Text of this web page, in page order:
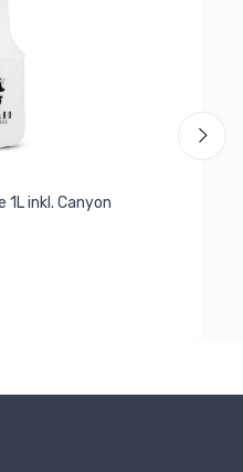
1L inkl. Canyon